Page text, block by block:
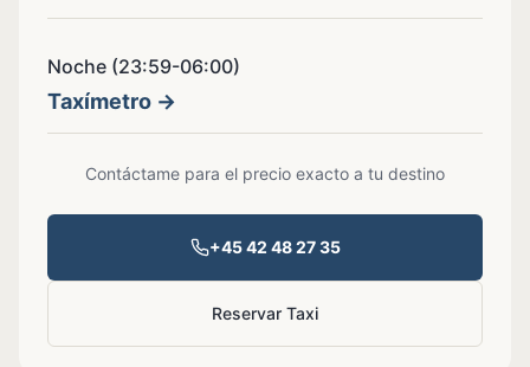
Noche (23:59-06:00)
Taxímetro →
Contáctame para el precio exacto a tu destino
+4542 48 27 35
Reservar Taxi